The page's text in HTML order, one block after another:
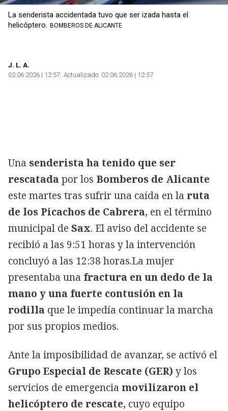
La senderista accidentada tuvo que ser izada hasta el
helicóptero. BOMBEROS DE ALICANTE
J. L. A.
02.06.2026 | 12:57 Actualizado: 02.06.2026 | 12:57
Una senderista ha tenido que ser
rescatada por los Bomberos de Alicante
este martes tras sufrir una caída en la ruta
de los Picachos de Cabrera, en el término
municipal de Sax. El aviso del accidente se
recibió a las 9:51 horas y la intervención
concluyó a las 12:38 horas.La mujer
presentaba una fractura en un dedo de la
mano y una fuerte contusión en la
rodilla que le impedía continuar la marcha
por sus propios medios.
Ante la imposibilidad de avanzar, se activó el
Grupo Especial de Rescate (GER) y los
servicios de emergencia movilizaron el
helicóptero de rescate, cuyo equipo